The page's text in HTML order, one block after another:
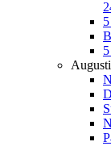
Augusti